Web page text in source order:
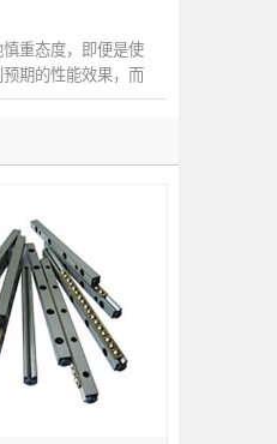
重态度，即便是使
期的性能效果，而